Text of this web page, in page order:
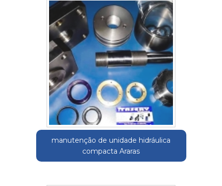
manutenção de unidade hidráulica
compacta Araras